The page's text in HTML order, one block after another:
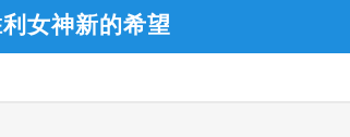
利女神新的希望